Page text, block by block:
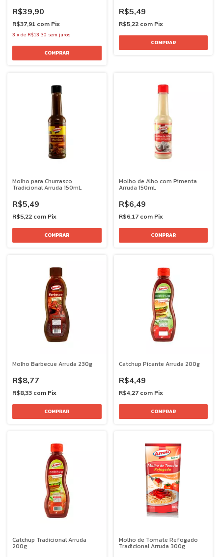
R$39,90
R$37,91 com Pix
3 x de R$13,30 sem juros
R$5,49
R$5,22 com Pix
Molho para Churrasco
Tradicional Arruda 150mL
R$5,49
R$5,22 com Pix
Molho de Alho com Pimenta
Arruda 150mL
R$6,49
R$6,17 com Pix
Molho Barbecue Arruda 230g
R$8,77
R$8,33 com Pix
Catchup Picante Arruda 200g
R$4,49
R$4,27 com Pix
Catchup Tradicional Arruda
200g
Molho de Tomate Refogado
Tradicional Arruda 300g